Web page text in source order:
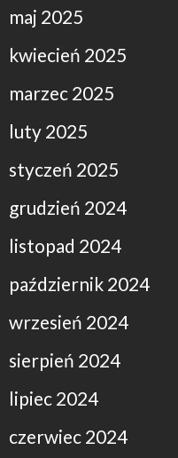
maj 2025
kwiecień 2025
marzec 2025
luty 2025
styczeń 2025
grudzień 2024
listopad 2024
październik 2024
wrzesień 2024
sierpień 2024
lipiec 2024
czerwiec 2024